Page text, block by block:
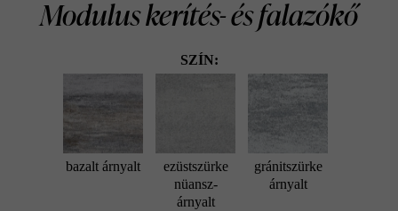
Modulus kerítés- és falazókő
SZÍN:
bazalt árnyalt
ezüstszürke
nüansz-
árnyalt
gránitszürke
árnyalt